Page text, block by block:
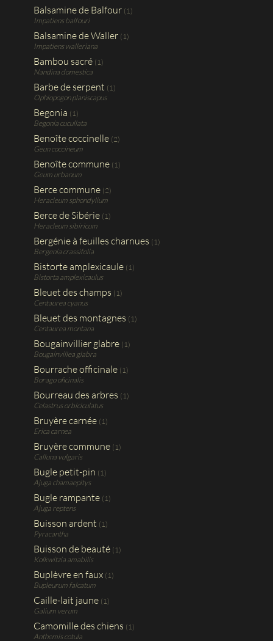
Balsamine de Balfour (1)
Impatiens balfouri
Balsamine de Waller (1)
Impatiens walleriana
Bambou sacré (1)
Nandina domestica
Barbe de serpent (1)
Ophiopogon planiscapus
Begonia (1)
Begonia cucullata
Benoîte coccinelle (2)
Geun coccineum
Benoîte commune (1)
Geum urbanum
Berce commune (2)
Heracleum sphondylium
Berce de Sibérie (1)
Heracleum sibiricum
Bergénie à feuilles charnues (1)
Bergenia crassifolia
Bistorte amplexicaule (1)
Bistorta amplexicaulus
Bleuet des champs (1)
Centaurea cyanus
Bleuet des montagnes (1)
Centaurea montana
Bougainvillier glabre (1)
Bougainvillea glabra
Bourrache officinale (1)
Borago oficinalis
Bourreau des arbres (1)
Celastrus orbiciculatus
Bruyère carnée (1)
Erica carnea
Bruyère commune (1)
Calluna vulgaris
Bugle petit-pin (1)
Ajuga chamaepitys
Bugle rampante (1)
Ajuga reptens
Buisson ardent (1)
Pyracantha
Buisson de beauté (1)
Kolkwitzia amabilis
Buplèvre en faux (1)
Bupleurum falcatum
Caille-lait jaune (1)
Galium verum
Camomille des chiens (1)
Anthemis cotula